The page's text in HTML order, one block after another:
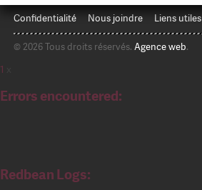
Confidentialité Nous joindre Liens utiles
© 2026 Tous droits réservés. Agence web.
1
Errors encountered:
Redbean Logs: